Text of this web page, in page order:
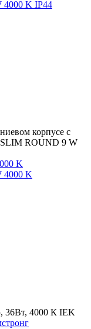
корпусе с
ROUND 9 W
K
36Вт, 4000 К IEK